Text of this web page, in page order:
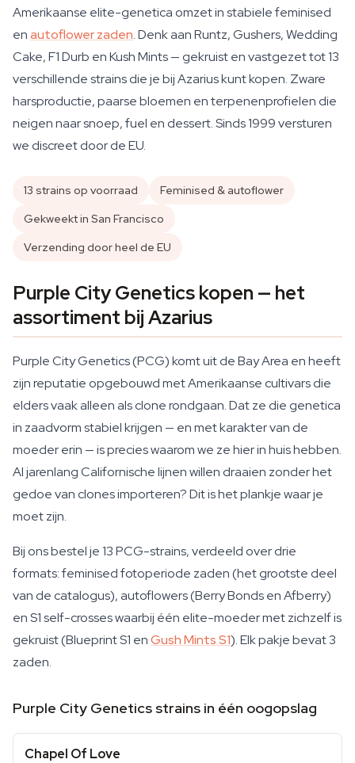
Amerikaanse elite-genetica omzet in stabiele feminised
enautoflower zaden. Denk aan Runtz, Gushers, Wedding
Cake, F1 Durb en Kush Mints — gekruist en vastgezet tot 13
verschillende strains die je bij Azarius kunt kopen. Zware
harsproductie, paarse bloemen en terpenenprofielen die
neigen naar snoep, fuel en dessert. Sinds 1999 versturen
we discreet door de EU.
13 strains op voorraad
Feminised & autoflower
Gekweekt in San Francisco
Verzending door heel de EU
Purple City Genetics kopen — het
assortiment bij Azarius
Purple City Genetics (PCG) komt uit de Bay Area en heeft
zijn reputatie opgebouwd met Amerikaanse cultivars die
elders vaak alleen als clone rondgaan. Dat ze die genetica
in zaadvorm stabiel krijgen — en met karakter van de
moeder erin — is precies waarom we ze hier in huis hebben.
Al jarenlang Californische lijnen willen draaien zonder het
gedoe van clones importeren? Dit is het plankje waar je
moet zijn.
Bij ons bestel je 13 PCG-strains, verdeeld over drie
formats: feminised fotoperiode zaden (het grootste deel
van de catalogus), autoflowers (Berry Bonds en Afberry)
en S1 self-crosses waarbij één elite-moeder met zichzelf is
gekruist (Blueprint S1 enGush Mints S1). Elk pakje bevat 3
zaden.
Purple City Genetics strains in één oogopslag
Chapel Of Love